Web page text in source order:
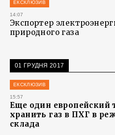
ЕКСКЛЮЗИВ
14:07
Экспортер
природного газа
01 ГРУДНЯ 2017
ЕКСКЛЮЗИВ
15:57
Еще один европейский
хранить газ в ПХГ в
склада